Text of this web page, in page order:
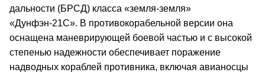
дальности (БРСД) класса «земля-земля»
«Дунфэн-21С». В противокорабельной версии она
оснащена маневрирующей боевой частью и с высокой
степенью надежности обеспечивает поражение
надводных кораблей противника, включая авианосцы